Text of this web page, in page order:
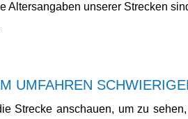
Altersangaben unserer Strecken
UMFAHREN
Strecke anschauen, um zu